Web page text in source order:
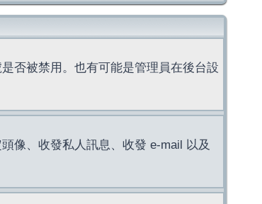
否被禁用。也有可能是管理員在後台設
像、收發私人訊息、收發 e-mail 以及